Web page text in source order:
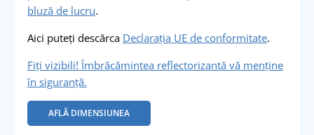
bluză de lucru.
Aici puteți descărca Declarația UE de conformitate.
Fiți vizibili! Îmbrăcămintea reflectorizantă vă menține
în siguranță.
AFLĂ DIMENSIUNEA